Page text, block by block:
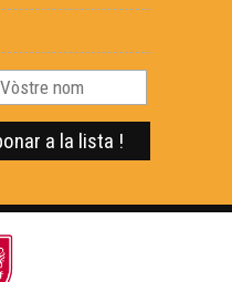
- Eveniments